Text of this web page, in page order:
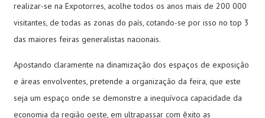
realizar-se na Expotorres, acolhe todos os anos mais de 200 000
visitantes, de todas as zonas do país, cotando-se por isso no top 3
das maiores feiras generalistas nacionais.
Apostando claramente na dinamização dos espaços de exposição
e áreas envolventes, pretende a organização da feira, que este
seja um espaço onde se demonstre a inequívoca capacidade da
economia da região oeste, em ultrapassar com êxito as